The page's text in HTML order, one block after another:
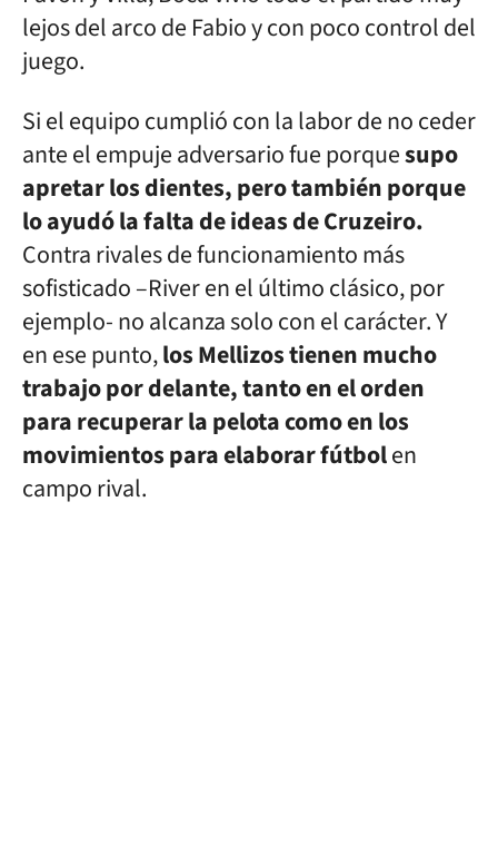
lejos del arco de Fabio y con poco control del
juego.
Si el equipo cumplió con la labor de no ceder
ante el empuje adversario fue porquesupo
apretar los dientes, pero también porque
lo ayudó la falta de ideas de Cruzeiro.
Contra rivales de funcionamiento más
sofisticado –River en el último clásico, por
ejemplo- no alcanza solo con el carácter. Y
en ese punto,los Mellizos tienen mucho
trabajo por delante, tanto en el orden
para recuperar la pelota como en los
movimientos para elaborar fútbolen
campo rival.